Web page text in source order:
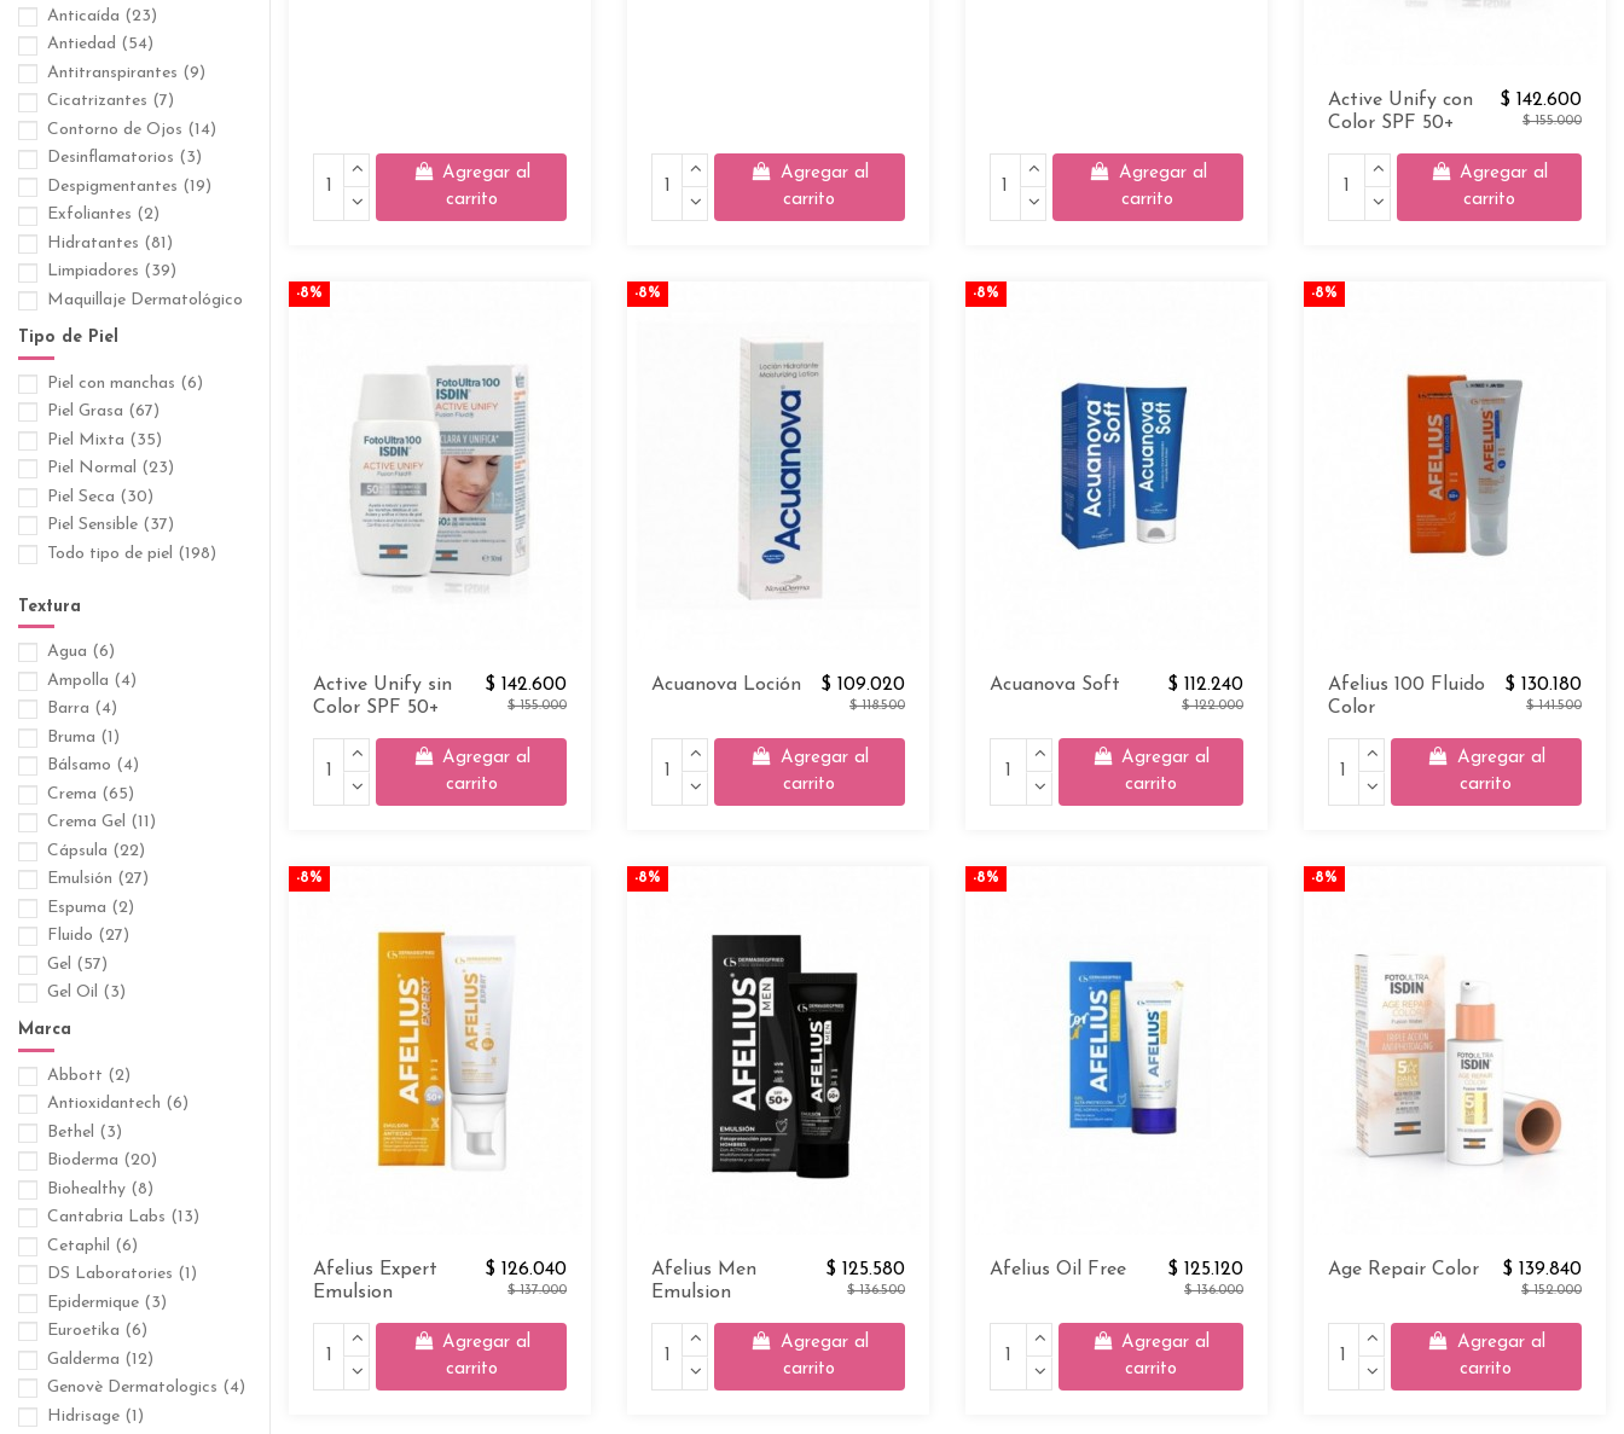
Agregar al
carrito
Agregar al
carrito
Agregar al
carrito
Active Unify con
Color SPF 50+
$ 142.600
$ 155.000
Agregar al
carrito
-8%
Active Unify sin
Color SPF 50+
$ 142.600
$ 155.000
Agregar al
carrito
-8%
Acuanova Loción $ 109.020
$ 118.500
Agregar al
carrito
-8%
Acuanova Soft $ 112.240
$ 122.000
Agregar al
carrito
-8%
Afelius 100 Fluido
Color
$ 130.180
$ 141.500
Agregar al
carrito
-8%
Afelius Expert
Emulsion
$ 126.040
$ 137.000
Agregar al
carrito
-8%
Afelius Men
Emulsion
$ 125.580
$ 136.500
Agregar al
carrito
-8%
Afelius Oil Free $ 125.120
$ 136.000
Agregar al
carrito
-8%
Age Repair Color $ 139.840
$ 152.000
Agregar al
carrito
Anticaída (23)
Antiedad (54)
Antitranspirantes (9)
Cicatrizantes (7)
Contorno de Ojos (14)
Desinflamatorios (3)
Despigmentantes (19)
Exfoliantes (2)
Hidratantes (81)
Limpiadores (39)
Maquillaje Dermatológico
Protectores Solares(64)
Reafirmantes(6)
Seboregulador
Suplementos Dietarios
Tratamientos Reparadores
(10)
Tipo de Piel
Piel con manchas (6)
Piel Grasa (67)
Piel Mixta (35)
Piel Normal (23)
Piel Seca (30)
Piel Sensible (37)
Todo tipo de piel (198)
Textura
Agua (6)
Ampolla (4)
Barra (4)
Bruma (1)
Bálsamo (4)
Crema (65)
Crema Gel (11)
Cápsula (22)
Emulsión (27)
Espuma (2)
Fluido (27)
Gel (57)
Gel Oil (3)
Leche
Loción (18)
Mascarilla(1)
Mousse(3)
Polvo(1)
Polvo Compacto
Polvo Suelto(1)
Shampoo(18)
Solución(11)
Spray(5)
Suero(26)
Tableta(2)
Ungüento(2)
Marca
Abbott (2)
Antioxidantech (6)
Bethel (3)
Bioderma (20)
Biohealthy (8)
Cantabria Labs (13)
Cetaphil (6)
DS Laboratories (1)
Epidermique (3)
Euroetika (6)
Galderma (12)
Genovè Dermatologics (4)
Hidrisage (1)